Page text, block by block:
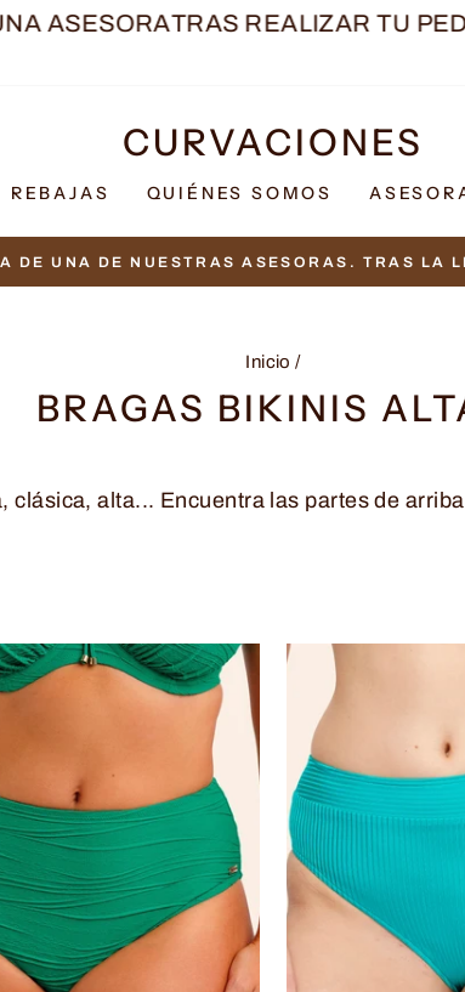
TRAS REALIZAR TU PEDIDO,
CURVACIONES
REBAJAS QUIÉNES SOMOS
DE UNA DE NUESTRAS ASESORAS. TRAS LA
Inicio /
BRAGAS BIKINIS
alta... Encuentra las partes de